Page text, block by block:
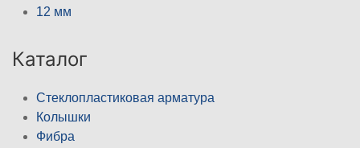
12 мм
Каталог
Стеклопластиковая арматура
Колышки
Фибра